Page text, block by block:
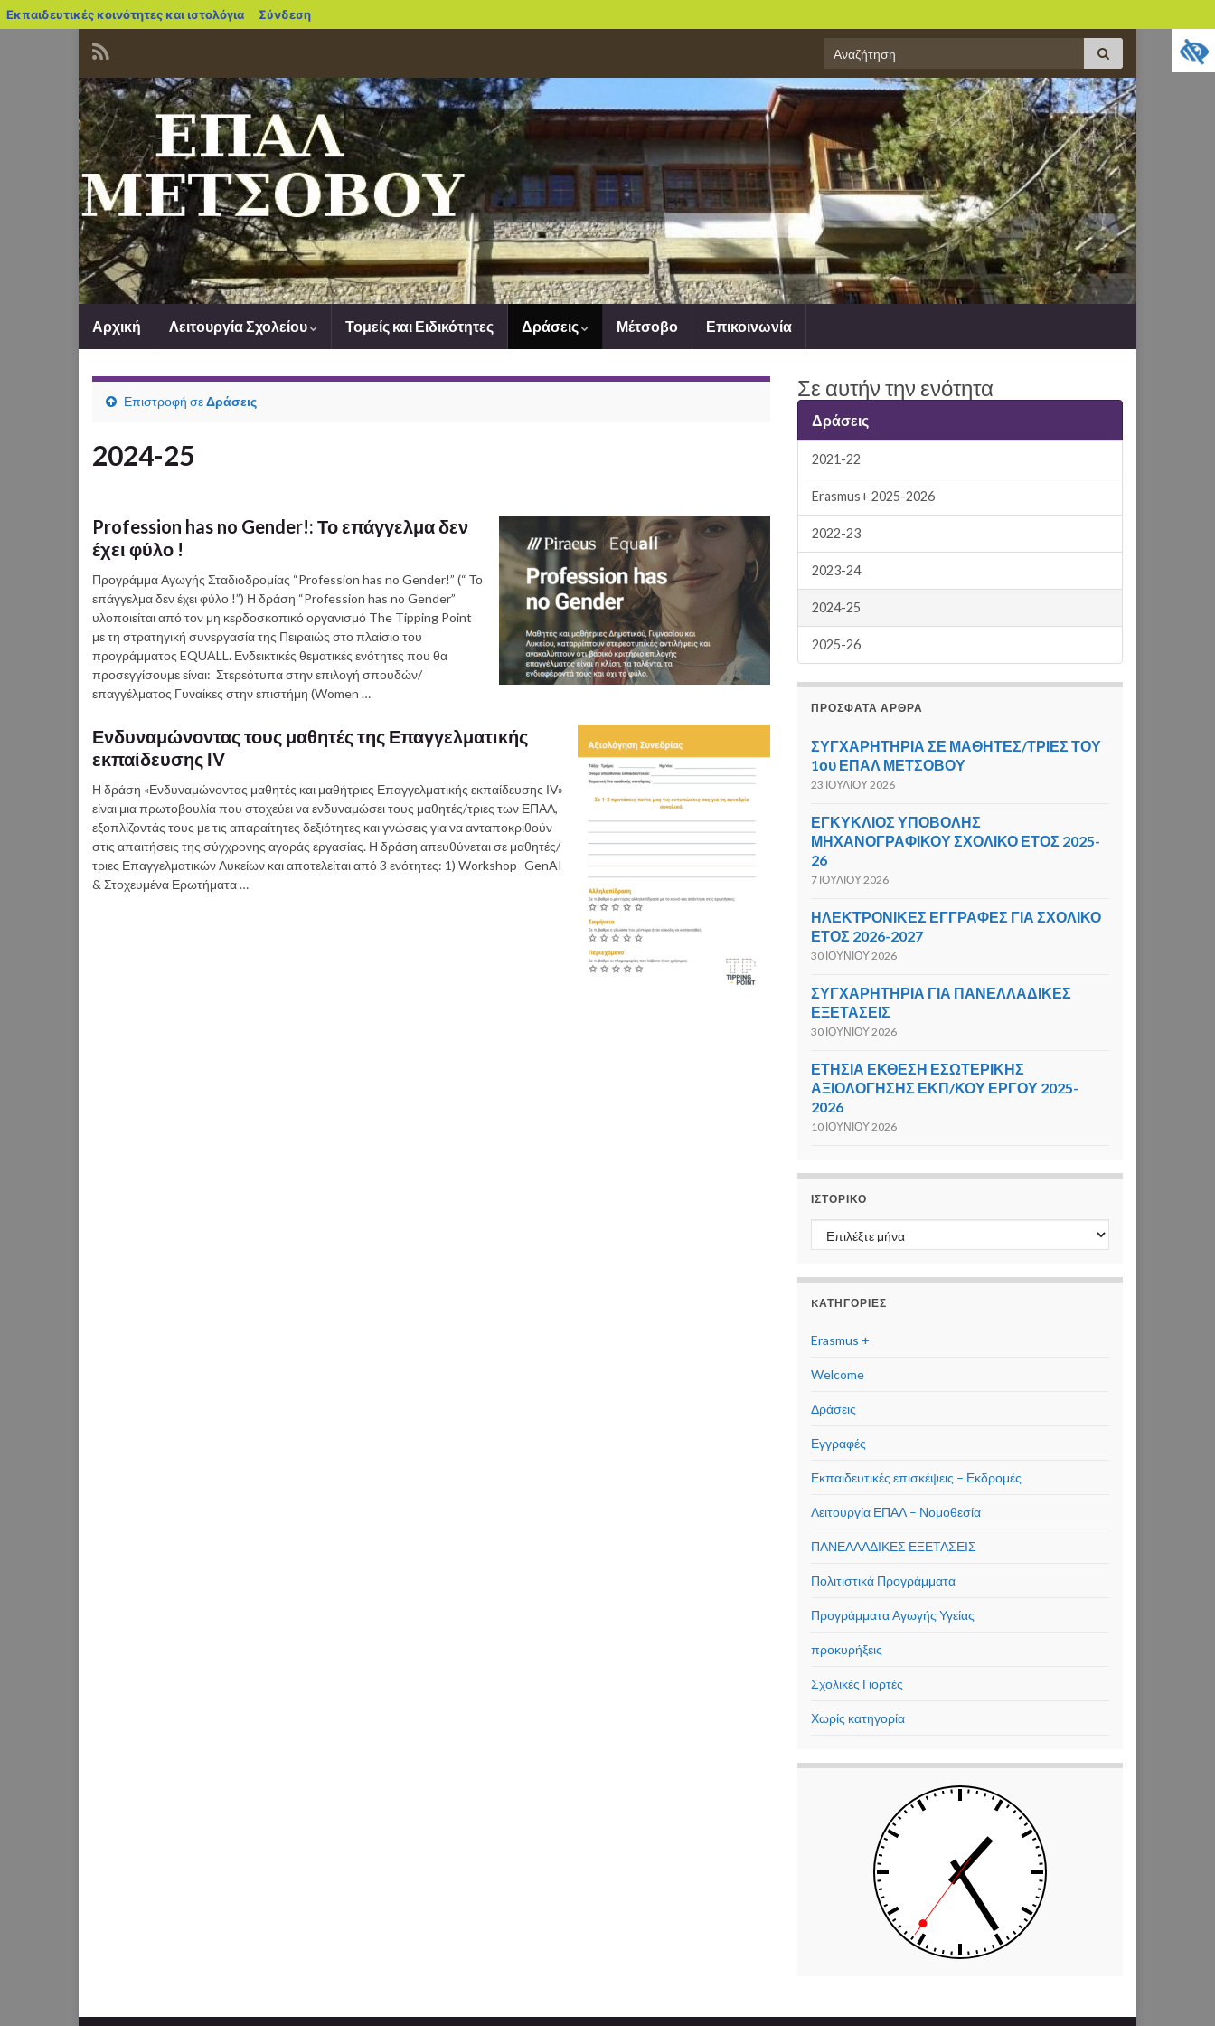
Εκπαιδευτικές κοινότητες και ιστολόγια blogs.sch.gr
Σύνδεση
Search
Αρχική Λειτουργία Σχολείου Τομείς και Ειδικότητες Δράσεις Μέτσοβο Επικοινωνία
Επιστροφή σεΔράσεις
2024-25
Profession has no Gender!: Το επάγγελμα δεν
έχει φύλο !
Προγράμμα Αγωγής Σταδιοδρομίας “Profession has no Gender!” (“ Το
επάγγελμα δεν έχει φύλο !”) Η δράση “Profession has no Gender”
υλοποιείται από τον μη κερδοσκοπικό οργανισμό The Tipping Point
με τη στρατηγική συνεργασία της Πειραιώς στο πλαίσιο του
προγράμματος EQUALL. Ενδεικτικές θεματικές ενότητες που θα
προσεγγίσουμε είναι: Στερεότυπα στην επιλογή σπουδών/
επαγγέλματος Γυναίκες στην επιστήμη (Women …
Ενδυναμώνοντας τους μαθητές της Επαγγελματικής
εκπαίδευσης ΙV
Η δράση «Ενδυναμώνοντας μαθητές και μαθήτριες Επαγγελματικής εκπαίδευσης ΙV»
είναι μια πρωτοβουλία που στοχεύει να ενδυναμώσει τους μαθητές/τριες των ΕΠΑΛ,
εξοπλίζοντάς τους με τις απαραίτητες δεξιότητες και γνώσεις για να ανταποκριθούν
στις απαιτήσεις της σύγχρονης αγοράς εργασίας. Η δράση απευθύνεται σε μαθητές/
τριες Επαγγελματικών Λυκείων και αποτελείται από 3 ενότητες: 1) Workshop- GenAI
& Στοχευμένα Ερωτήματα …
Σε αυτήν την ενότητα
Δράσεις
2021-22
Erasmus+ 2025-2026
2022-23
2023-24
2024-25
2025-26
ΠΡΌΣΦΑΤΑ ΆΡΘΡΑ
ΣΥΓΧΑΡΗΤΗΡΙΑ ΣΕ ΜΑΘΗΤΕΣ/ΤΡΙΕΣ ΤΟΥ
1ου ΕΠΑΛ ΜΕΤΣΟΒΟΥ
23 ΙΟΥΛΊΟΥ 2026
ΕΓΚΥΚΛΙΟΣ ΥΠΟΒΟΛΗΣ
ΜΗΧΑΝΟΓΡΑΦΙΚΟΥ ΣΧΟΛΙΚΟ ΕΤΟΣ 2025-
26
7 ΙΟΥΛΊΟΥ 2026
ΗΛΕΚΤΡΟΝΙΚΕΣ ΕΓΓΡΑΦΕΣ ΓΙΑ ΣΧΟΛΙΚΟ
ΕΤΟΣ 2026-2027
30 ΙΟΥΝΊΟΥ 2026
ΣΥΓΧΑΡΗΤΗΡΙΑ ΓΙΑ ΠΑΝΕΛΛΑΔΙΚΕΣ
ΕΞΕΤΑΣΕΙΣ
30 ΙΟΥΝΊΟΥ 2026
ΕΤΗΣΙΑ ΕΚΘΕΣΗ ΕΣΩΤΕΡΙΚΗΣ
ΑΞΙΟΛΟΓΗΣΗΣ ΕΚΠ/ΚΟΥ ΕΡΓΟΥ 2025-
2026
10 ΙΟΥΝΊΟΥ 2026
ΙΣΤΟΡΙΚΌ
Ιστορικό
KΑΤΗΓΟΡΊΕΣ
Erasmus +
Welcome
Δράσεις
Εγγραφές
Εκπαιδευτικές επισκέψεις – Εκδρομές
Λειτουργία ΕΠΑΛ – Νομοθεσία
ΠΑΝΕΛΛΑΔΙΚΕΣ ΕΞΕΤΑΣΕΙΣ
Πολιτιστικά Προγράμματα
Προγράμματα Αγωγής Υγείας
προκυρήξεις
Σχολικές Γιορτές
Χωρίς κατηγορία